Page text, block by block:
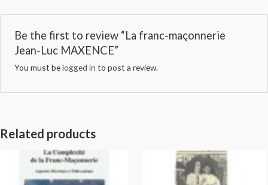
Be the first to review “La franc-maçonnerie
Jean-Luc MAXENCE”
You must belogged in to post a review.
Related products